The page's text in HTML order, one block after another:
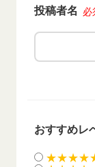
投稿者名 必
おすすめレ